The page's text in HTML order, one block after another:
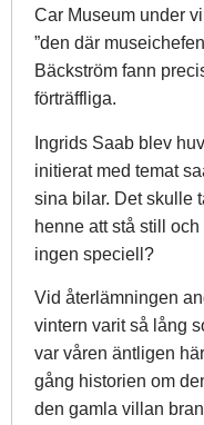
Car Museum under
”den där
Bäckström fann
förträffliga.
Ingrids Saab blev
initierat med temat
sina bilar. Det skulle
henne att stå still
ingen speciell?
Vid återlämningen
vintern varit så lång
var våren äntligen
gång historien om
den gamla villan